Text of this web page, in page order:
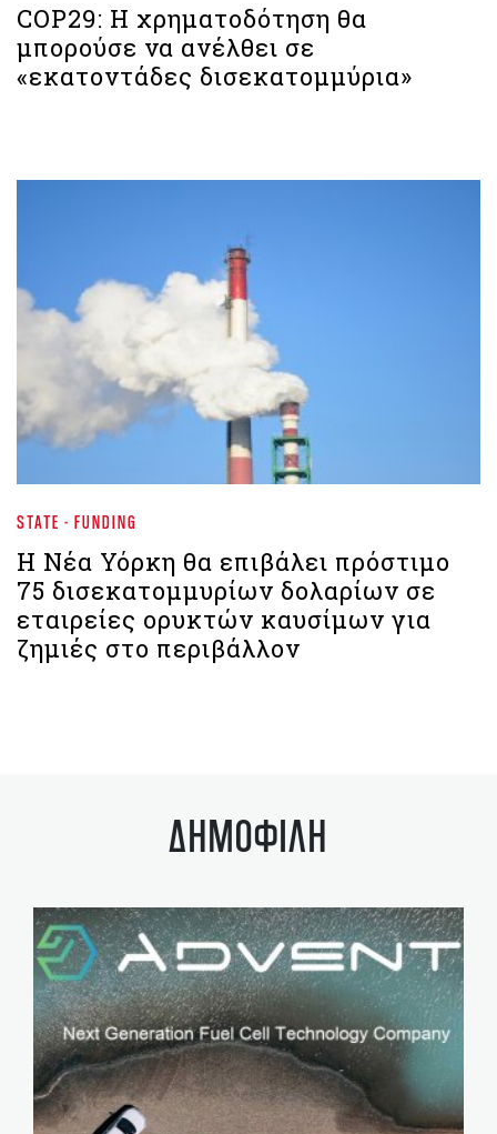
COP29: Η χρηματοδότηση θα
μπορούσε να ανέλθει σε
«εκατοντάδες δισεκατομμύρια»
STATE - FUNDING
Η Νέα Υόρκη θα επιβάλει πρόστιμο
75 δισεκατομμυρίων δολαρίων σε
εταιρείες ορυκτών καυσίμων για
ζημιές στο περιβάλλον
ΔΗΜΟΦΙΛΗ